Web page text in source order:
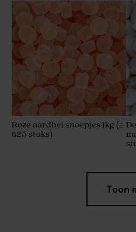
Roze aardbei snoepjes 1kg (±
625 stuks)
Toon